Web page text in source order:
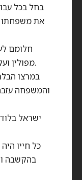
בחל בכל
את משפחתו
מפולין ועלו לארץ להתחלה של חיים חדשים.
במרצו
והמשפחה
ישראל
כל חייו
בהקשבה